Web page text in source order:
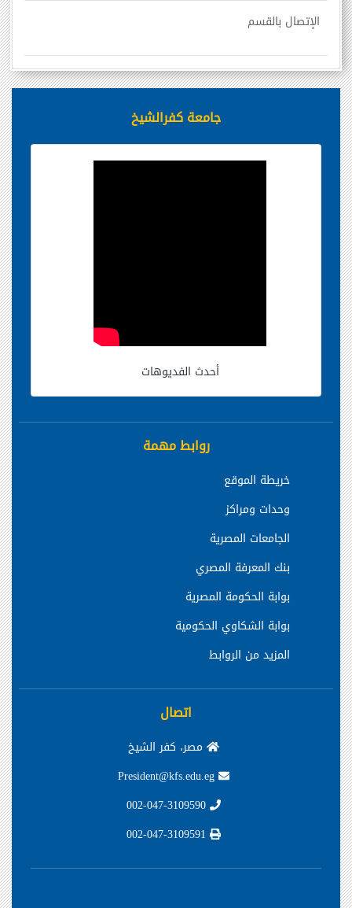
الإتصال بالقسم
جامعة كفرالشيخ
أحدث الفديوهات
روابط مهمة
خريطة الموقع
وحدات ومراكز
الجامعات المصرية
بنك المعرفة المصري
بوابة الحكومة المصرية
بوابة الشكاوي الحكومية
المزيد من الروابط
اتصال
مصر، كفر الشيخ